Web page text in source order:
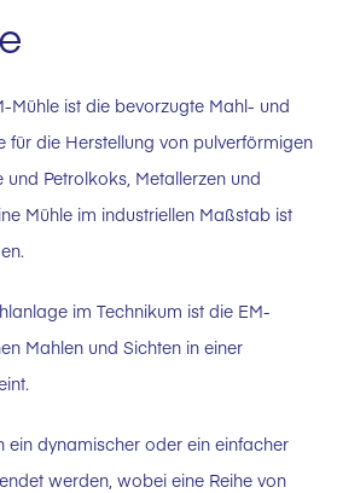
Mühle ist die bevorzugte Mahl- und
für die Herstellung von pulverförmigen
Petrolkoks, Metallerzen und
Mühle im industriellen Maßstab ist
im Technikum ist die EM-
Mahlen und Sichten in einer
ein dynamischer oder ein einfacher
werden, wobei eine Reihe von